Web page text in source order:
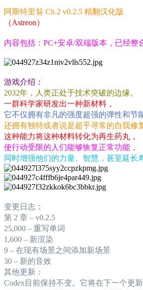
阿斯特里翁 Ch.2 v0.2.5 精翻汉化版
（Astreon）
内容包括：PC+安卓/双端版本，已经整
游戏介绍：
2032年，人类正处于技术突破的边缘。
一群科学家研发出一种新材料，
它不仅拥有非凡的强度超强的弹性和节
还拥有独特或者说是超乎寻常的自我修
这种能力将这种材料转化为再生药丸，
使行动受限的人们能够恢复正常功能，
同时增强他们的力量、智慧，甚至延长
变更日志：
第 2 章 – v0.2.5
25,000 – 重写单词
1,600 – 新渲染
9 – 在现有场景之间添加新场景
30 – 新的音效
其他更新：
Codex目前保持不变。它将在下一个更